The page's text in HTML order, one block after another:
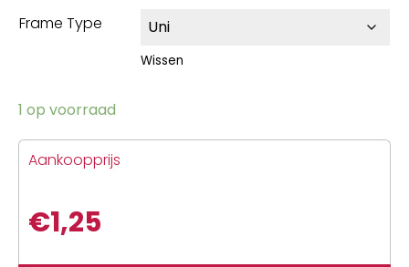
Frame Type
Wissen
1 op voorraad
Aankoopprijs
€1,25